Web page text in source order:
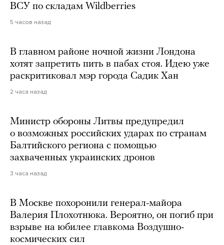
ВСУ по складам Wildberries
5 часов назад
В главном районе ночной жизни Лондона
хотят запретить пить в пабах стоя. Идею уже
раскритиковал мэр города Садик Хан
2 часа назад
Министр обороны Литвы предупредил
о возможных российских ударах по странам
Балтийского региона с помощью
захваченных украинских дронов
3 часа назад
В Москве похоронили генерал-майора
Валерия Плохотнюка. Вероятно, он погиб при
взрыве на юбилее главкома Воздушно-
космических сил